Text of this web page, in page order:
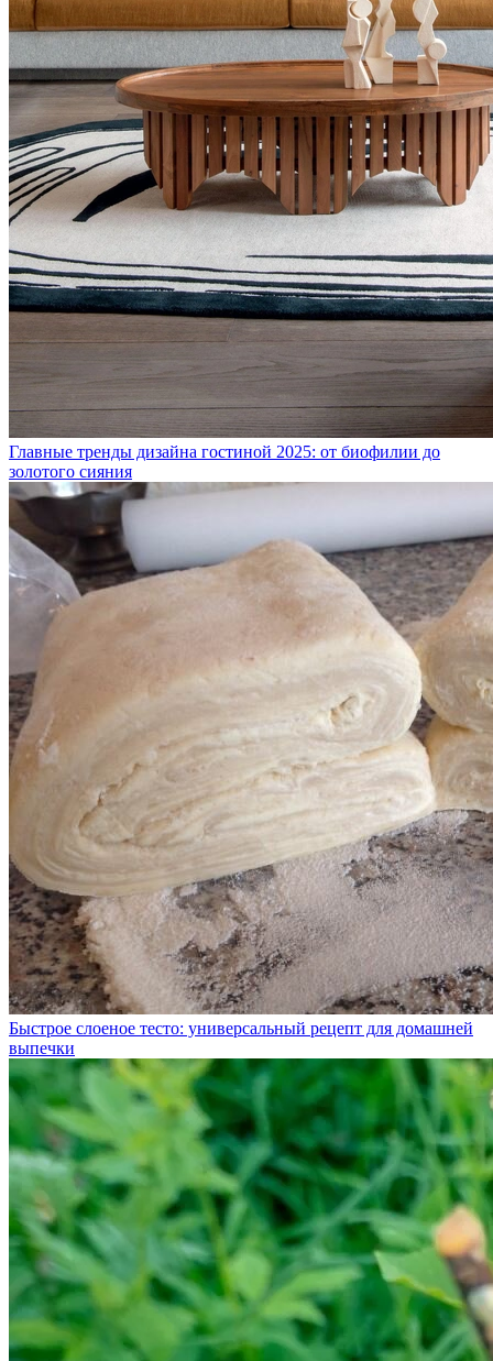
Главные тренды дизайна гостиной 2025: от биофилии до
золотого сияния
Быстрое слоеное тесто: универсальный рецепт для домашней
выпечки